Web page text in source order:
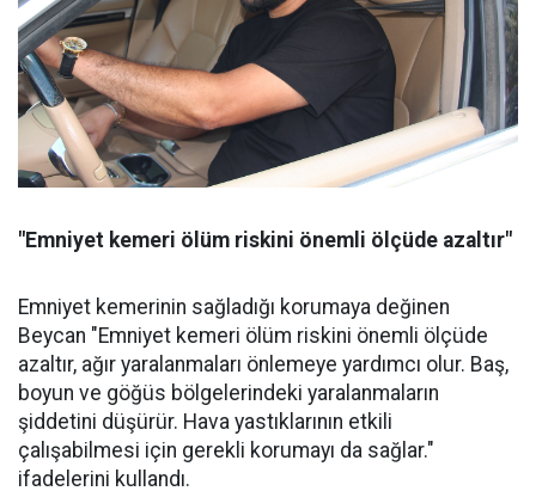
"Emniyet kemeri ölüm riskini önemli ölçüde azaltır"
Emniyet kemerinin sağladığı korumaya değinen
Beycan "Emniyet kemeri ölüm riskini önemli ölçüde
azaltır, ağır yaralanmaları önlemeye yardımcı olur. Baş,
boyun ve göğüs bölgelerindeki yaralanmaların
şiddetini düşürür. Hava yastıklarının etkili
çalışabilmesi için gerekli korumayı da sağlar."
ifadelerini kullandı.